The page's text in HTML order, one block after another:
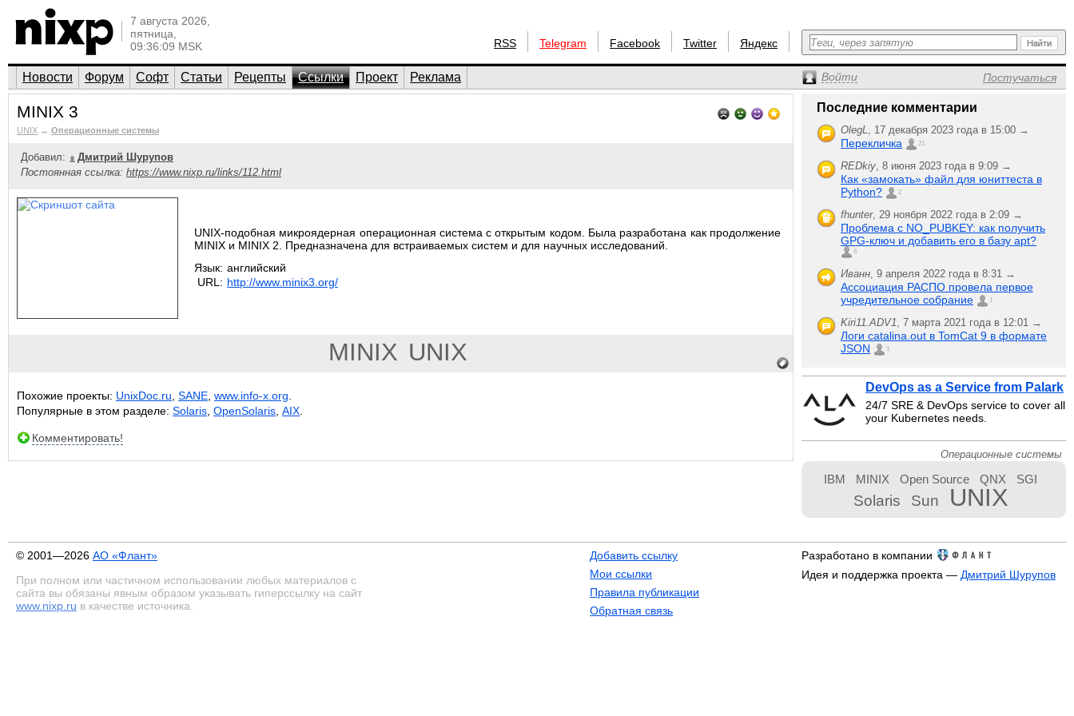
7 августа 2026,
пятница,
09:36:09 MSK
RSS Telegram Facebook Twitter Яндекс
Новости Форум Софт Статьи Рецепты Ссылки Проект Реклама Войти Постучаться
MINIX 3
UNIX → Операционные системы
Добавил:
Дмитрий Шурупов
Постоянная ссылка: https://www.nixp.ru/links/112.html
UNIX-подобная микроядерная операционная система с открытым кодом. Была разработана как продолжение
MINIX и MINIX 2. Предназначена для встраиваемых систем и для научных исследований.
Язык: английский
URL: http://www.minix3.org/
MINIX UNIX
Похожие проекты: UnixDoc.ru SANE www.info-x.org
Популярные в этом разделе: Solaris OpenSolaris AIX
Комментировать!
Последние комментарии
OlegL, 17 декабря 2023 года в 15:00 →
Перекличка 21
REDkiy, 8 июня 2023 года в 9:09 →
Как «замокать» файл для юниттеста в
Python?
2
fhunter, 29 ноября 2022 года в 2:09 →
Проблема с NO_PUBKEY: как получить
GPG-ключ и добавить его в базу apt?
6
Иванн, 9 апреля 2022 года в 8:31 →
Ассоциация РАСПО провела первое
учредительное собрание
1
Kiri11.ADV1, 7 марта 2021 года в 12:01 →
Логи catalina.out в TomCat 9 в формате
JSON
1
DevOps as a Service from Palark
24/7 SRE & DevOps service to cover all
your Kubernetes needs.
Операционные системы
IBM MINIX Open Source QNX SGI
Solaris Sun UNIX
© 2001—2026 АО «Флант»
При полном или частичном использовании любых материалов с
сайта вы обязаны явным образом указывать гиперссылку на сайт
www.nixp.ru в качестве источника.
Добавить ссылку
Мои ссылки
Правила публикации
Обратная связь
Разработано в компании
Идея и поддержка проекта — Дмитрий Шурупов